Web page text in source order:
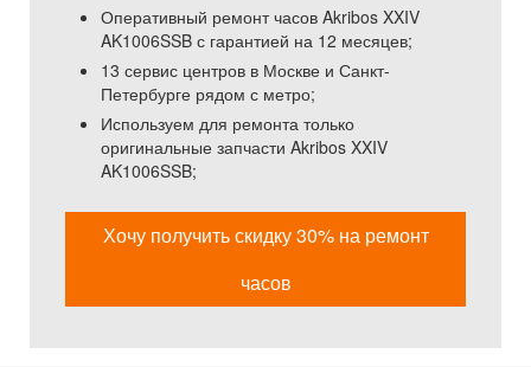
Оперативный ремонт часов Akribos XXIV
AK1006SSB с гарантией на 12 месяцев;
13 сервис центров в Москве и Санкт-
Петербурге рядом с метро;
Используем для ремонта только
оригинальные запчасти Akribos XXIV
AK1006SSB;
Хочу получить скидку 30% на ремонт
часов